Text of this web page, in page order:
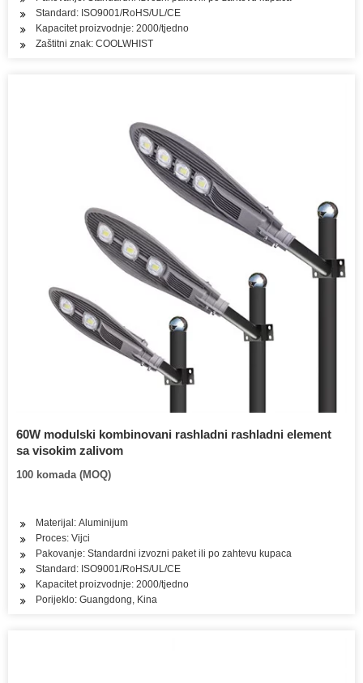
Standard: ISO9001/RoHS/UL/CE
Kapacitet proizvodnje: 2000/tjedno
Zaštitni znak: COOLWHIST
60W modulski kombinovani rashladni rashladni element
sa visokim zalivom
100 komada (MOQ)
Materijal: Aluminijum
Proces: Vijci
Pakovanje: Standardni izvozni paket ili po zahtevu kupaca
Standard: ISO9001/RoHS/UL/CE
Kapacitet proizvodnje: 2000/tjedno
Porijeklo: Guangdong, Kina